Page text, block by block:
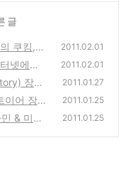
글
쿠킹,
(0)
2011.02.01
넷에서
2011.02.01
장난
2011.01.27
어 장난
(0)
2011.01.25
& 미네
2011.01.25